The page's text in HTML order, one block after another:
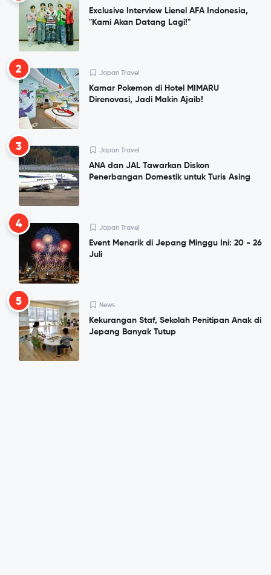
Exclusive Interview Lienel AFA Indonesia,
"Kami Akan Datang Lagi!"
2 Japan Travel
Kamar Pokemon di Hotel MIMARU
Direnovasi, Jadi Makin Ajaib!
3 Japan Travel
ANA dan JAL Tawarkan Diskon
Penerbangan Domestik untuk Turis Asing
4 Japan Travel
Event Menarik di Jepang Minggu Ini: 20 - 26
Juli
5 News
Kekurangan Staf, Sekolah Penitipan Anak di
Jepang Banyak Tutup